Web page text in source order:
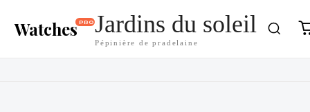
Watches PROJardins du soleil
Pépinière de pradelaine